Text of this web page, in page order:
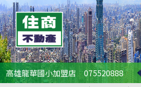
高雄龍華國小加盟店 075520888